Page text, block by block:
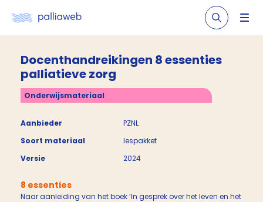
Docenthandreikingen 8 essenties
palliatieve zorg
Onderwijsmateriaal
Aanbieder
PZNL
Soort materiaal
lespakket
Versie
2024
8 essenties
Naar aanleiding van het boek ‘In gesprek over het leven en het